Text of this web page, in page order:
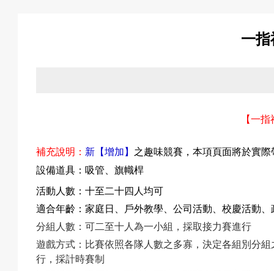
我
們
一
【一指
補充說明 ： 新【增加】 之趣味競賽，本項頁面將於實
設備道具：吸管 、旗幟桿
活動人數：十至二十四人均可
適合年齡：家庭日 、戶外教學 、公司活動 、校慶活動
分組人數：可二至十人為一小組，採取接力賽進行
遊戲方式：比賽依照各隊人數之多寡，決定各組別分
行，採計時賽制